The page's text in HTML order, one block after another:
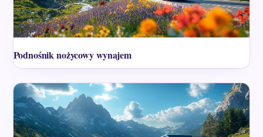
Podnośnik nożycowy wynajem